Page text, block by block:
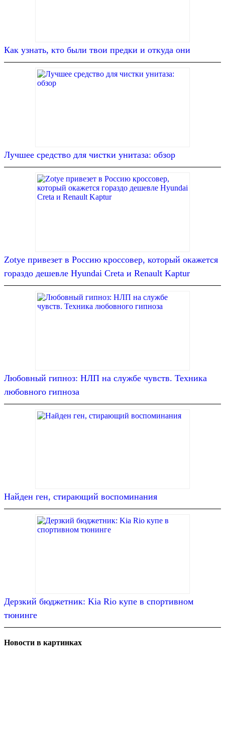
Как узнать, кто были твои предки и откуда они
Лучшее средство для чистки унитаза: обзор
Zotye привезет в Россию кроссовер, который окажется
гораздо дешевле Hyundai Creta и Renault Kaptur
Любовный гипноз: НЛП на службе чувств. Техника
любовного гипноза
Найден ген, стирающий воспоминания
Дерзкий бюджетник: Kia Rio купе в спортивном
тюнинге
Новости в картинках